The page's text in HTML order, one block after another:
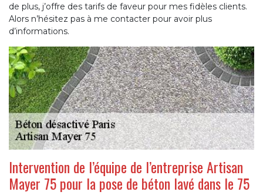
de plus, j’offre des tarifs de faveur pour mes fidèles clients.
Alors n’hésitez pas à me contacter pour avoir plus
d’informations.
Intervention de l’équipe de l’entreprise Artisan
Mayer 75 pour la pose de béton lavé dans le 75